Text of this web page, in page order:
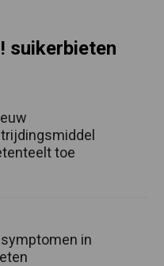
suikerbieten
toe
in